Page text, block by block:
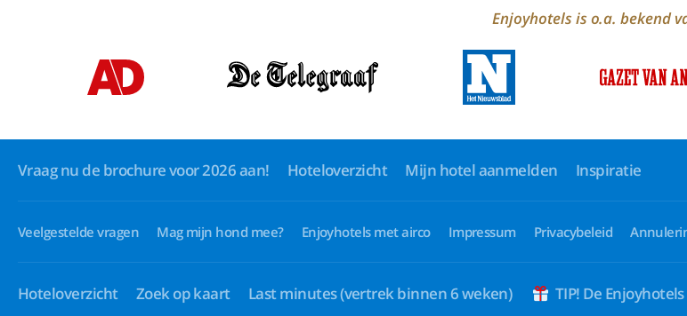
Enjoyhotels is o.a. bekend
Vraag nu de brochure voor 2026 aan! Hoteloverzicht Mijn hotel aanmelden Inspiratie
Veelgestelde vragen Mag mijn hond mee? Enjoyhotels met airco Impressum Privacybeleid
Hoteloverzicht Zoek op kaart Last minutes(vertrek binnen 6 weken) TIP! De